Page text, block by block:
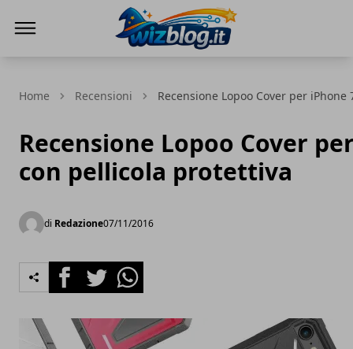
Home Recensioni Recensione Lopoo Cover per
Recensione Lopoo Cover
con pellicola protettiva
di Redazione07/11/2016
FacebookTwitterWhatsapp